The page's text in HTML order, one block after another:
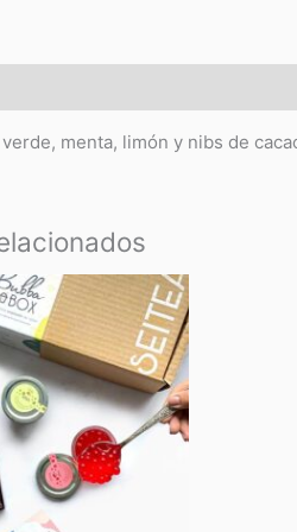
menta, limón y nibs de